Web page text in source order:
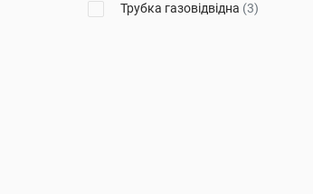
Трубка газовідвідна (3)